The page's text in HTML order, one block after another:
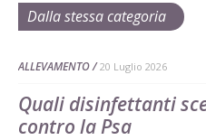
Dalla stessa categoria
ALLEVAMENTO 20 Luglio 2026
Quali disinfettanti
contro la Psa